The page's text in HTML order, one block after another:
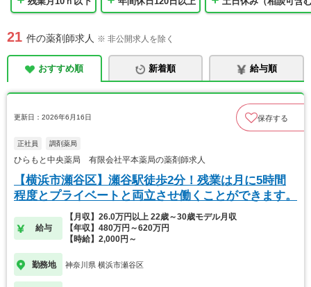
21 件の薬剤師求人 ※ 非公開求人を除く
おすすめ順 新着順 給与順
更新日：2026年6月16日 保存する
正社員 調剤薬局
ひらもと中央薬局 有限会社平本薬局の薬剤師求人
【横浜市瀬谷区】瀬谷駅徒歩2分！残業は月に5時間
程度とプライベートと両立させ働くことができます。
給与
【月収】26.0万円以上 22歳～30歳モデル月収
【年収】480万円～620万円
【時給】2,000円～
勤務地 神奈川県 横浜市瀬谷区